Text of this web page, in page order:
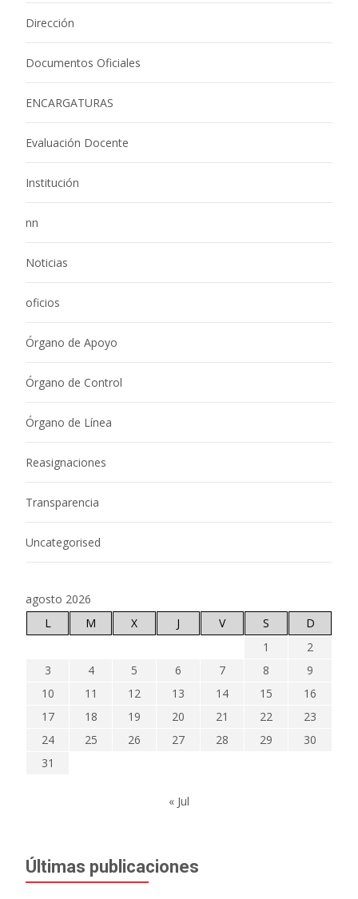
Dirección
Documentos Oficiales
ENCARGATURAS
Evaluación Docente
Institución
nn
Noticias
oficios
Órgano de Apoyo
Órgano de Control
Órgano de Línea
Reasignaciones
Transparencia
Uncategorised
agosto 2026
L
M X J V S
D
1
2
3
4 5 6 7 8
9
10
11 12 13 14 15
16
17
18 19 20 21 22
23
24
25 26 27 28 29
30
31
« Jul
Últimas publicaciones